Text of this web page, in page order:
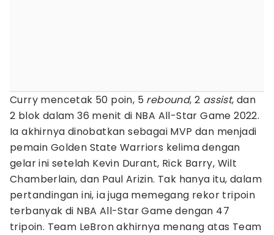
Curry mencetak 50 poin, 5 rebound, 2 assist, dan
2 blok dalam 36 menit di NBA All-Star Game 2022.
Ia akhirnya dinobatkan sebagai MVP dan menjadi
pemain Golden State Warriors kelima dengan
gelar ini setelah Kevin Durant, Rick Barry, Wilt
Chamberlain, dan Paul Arizin. Tak hanya itu, dalam
pertandingan ini, ia juga memegang rekor tripoin
terbanyak di NBA All-Star Game dengan 47
tripoin. Team LeBron akhirnya menang atas Team